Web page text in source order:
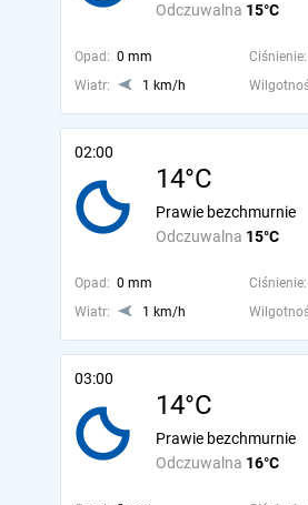
Odczuwalna 15°C
Opad: 0 mm Ciśnienie:
Wiatr:
1 km/h
02:00
14°C
Odczuwalna 15°C
Prawie bezchmurnie
Opad: 0 mm Ciśnienie:
Wiatr:
1 km/h
03:00
14°C
Odczuwalna 16°C
Prawie bezchmurnie